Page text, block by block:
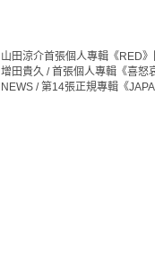
山田涼介首張個人專輯《RED》
增田貴久 / 首張個人專輯《喜怒
NEWS / 第14張正規專輯《